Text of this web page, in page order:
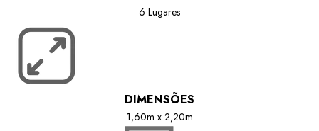
6 Lugares
DIMENSÕES
1,60m x 2,20m